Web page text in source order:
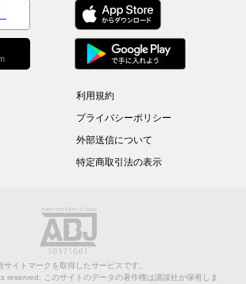
利用規約
プライバシーポリシー
外部送信について
特定商取引法の表示
イトマークを取得したサービスです。
reserved. このサイトのデータの著作権は講談社が保有しま